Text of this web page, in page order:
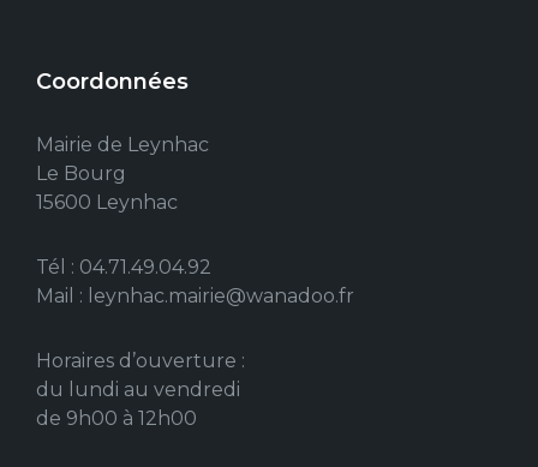
Coordonnées
Mairie de Leynhac
Le Bourg
15600 Leynhac
Tél : 04.71.49.04.92
Mail : leynhac.mairie@wanadoo.fr
Horaires d’ouverture :
du lundi au vendredi
de 9h00 à 12h00